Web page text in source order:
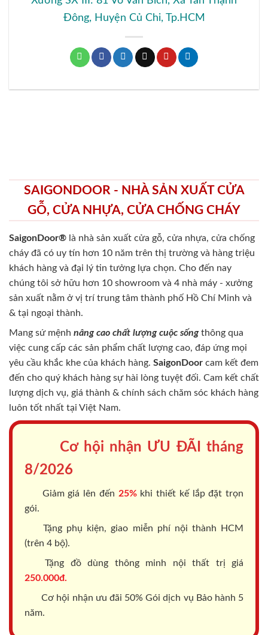
Đông, Huyện Củ Chi, Tp.HCM
SAIGONDOOR - NHÀ SẢN XUẤT CỬA
GỖ, CỬA NHỰA, CỬA CHỐNG CHÁY
SaigonDoor® là nhà sản xuất cửa gỗ, cửa nhựa, cửa chống
cháy đã có uy tín hơn 10 năm trên thị trường và hàng triệu
khách hàng và đại lý tin tưởng lựa chọn. Cho đến nay
chúng tôi sở hữu hơn 10 showroom và 4 nhà máy - xưởng
sản xuất nằm ở vị trí trung tâm thành phố Hồ Chí Minh và
& tại ngoại thành.
Mang sứ mệnh nâng cao chất lượng cuộc sốngthông qua
việc cung cấp các sản phẩm chất lượng cao, đáp ứng mọi
yêu cầu khắc khe của khách hàng. SaigonDoor cam kết đem
đến cho quý khách hàng sự hài lòng tuyệt đối. Cam kết chất
lượng dịch vụ, giá thành & chính sách chăm sóc khách hàng
luôn tốt nhất tại Việt Nam.
Cơ hội nhận ƯU ĐÃI tháng
8/2026
Giảm giá lên đến 25%khi thiết kế lắp đặt trọn
gói.
Tặng phụ kiện, giao miễn phí nội thành HCM
(trên 4 bộ).
Tặng đồ dùng thông minh nội thất trị giá
250.000đ.
Cơ hội nhận ưu đãi 50% Gói dịch vụ Bảo hành 5
năm.